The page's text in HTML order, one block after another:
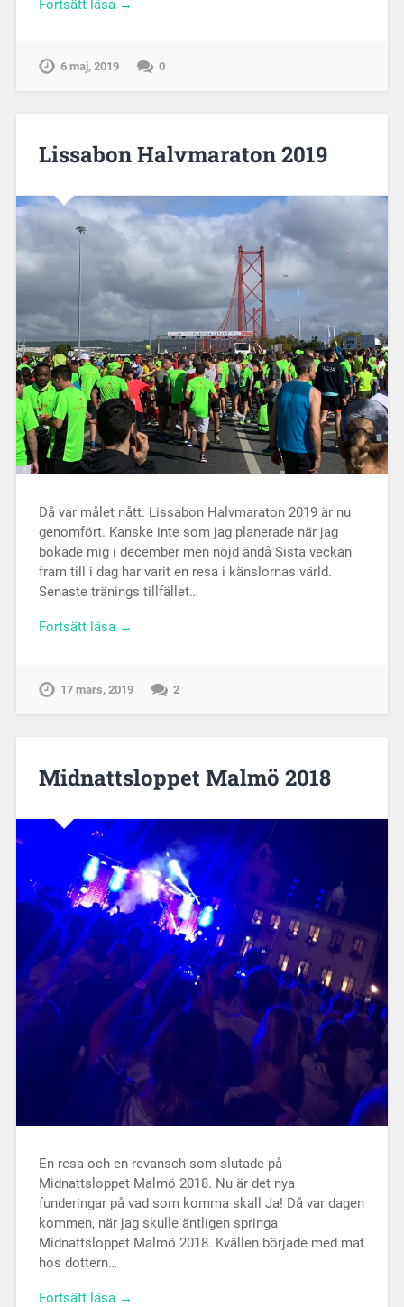
Fortsätt läsa →
6 maj, 2019 0
Lissabon Halvmaraton 2019
Då var målet nått. Lissabon Halvmaraton 2019 är nu
genomfört. Kanske inte som jag planerade när jag
bokade mig i december men nöjd ändå Sista veckan
fram till i dag har varit en resa i känslornas värld.
Senaste tränings tillfället…
Fortsätt läsa →
17 mars, 2019 2
Midnattsloppet Malmö 2018
En resa och en revansch som slutade på
Midnattsloppet Malmö 2018. Nu är det nya
funderingar på vad som komma skall Ja! Då var dagen
kommen, när jag skulle äntligen springa
Midnattsloppet Malmö 2018. Kvällen började med mat
hos dottern…
Fortsätt läsa →